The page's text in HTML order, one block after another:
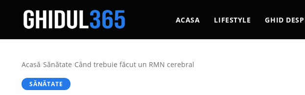
ACASA LIFESTYLE GHID
Acasă/Sănătate/Când trebuie făcut un RMN cerebral
SĂNĂTATE